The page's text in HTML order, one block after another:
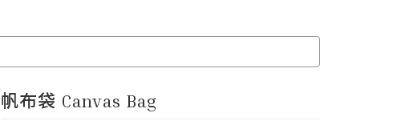
帆布袋 Canvas Bag